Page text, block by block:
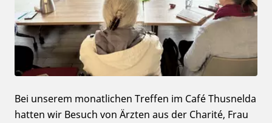
Bei unserem monatlichen Treffen im Café Thusnelda
hatten wir Besuch von Ärzten aus der Charité, Frau